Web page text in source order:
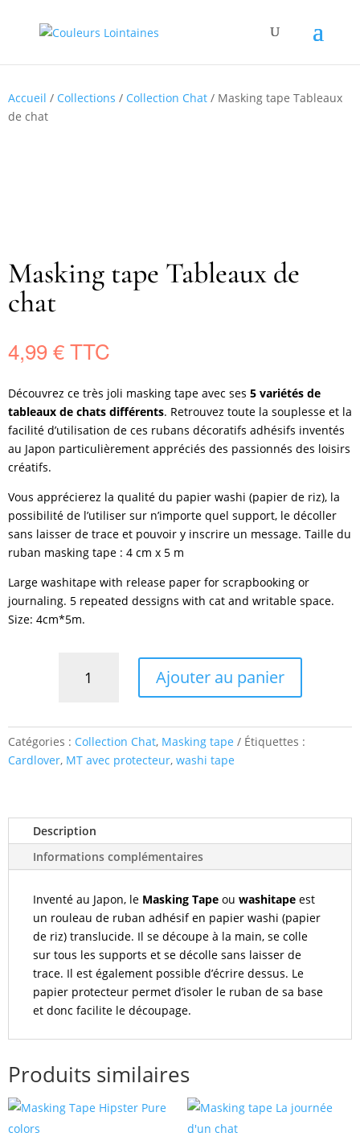
Accueil / Collections / Collection Chat / Masking tape Tableaux
de chat
Masking tape Tableaux de
chat
4,99€
Découvrez ce très joli masking tape avec ses 5 variétés de
tableaux de chats différents. Retrouvez toute la souplesse et la
facilité d’utilisation de ces rubans décoratifs adhésifs inventés
au Japon particulièrement appréciés des passionnés des loisirs
créatifs.
Vous apprécierez la qualité du papier washi (papier de riz), la
possibilité de l’utiliser sur n’importe quel support, le décoller
sans laisser de trace et pouvoir y inscrire un message. Taille du
ruban masking tape : 4 cm x 5 m
Large washitape with release paper for scrapbooking or
journaling. 5 repeated dessigns with cat and writable space.
Size: 4cm*5m.
Tableaux
de
Ajouter au panier
Catégories : Collection Chat, Masking tape
Étiquettes :
Cardlover, MT avec protecteur, washi tape
Description
Informations complémentaires
Inventé au Japon, le Masking Tape ou washitape est
un rouleau de ruban adhésif en papier washi (papier
de riz) translucide. Il se découpe à la main, se colle
sur tous les supports et se décolle sans laisser de
trace. Il est également possible d’écrire dessus. Le
papier protecteur permet d’isoler le ruban de sa base
et donc facilite le découpage.
Produits similaires